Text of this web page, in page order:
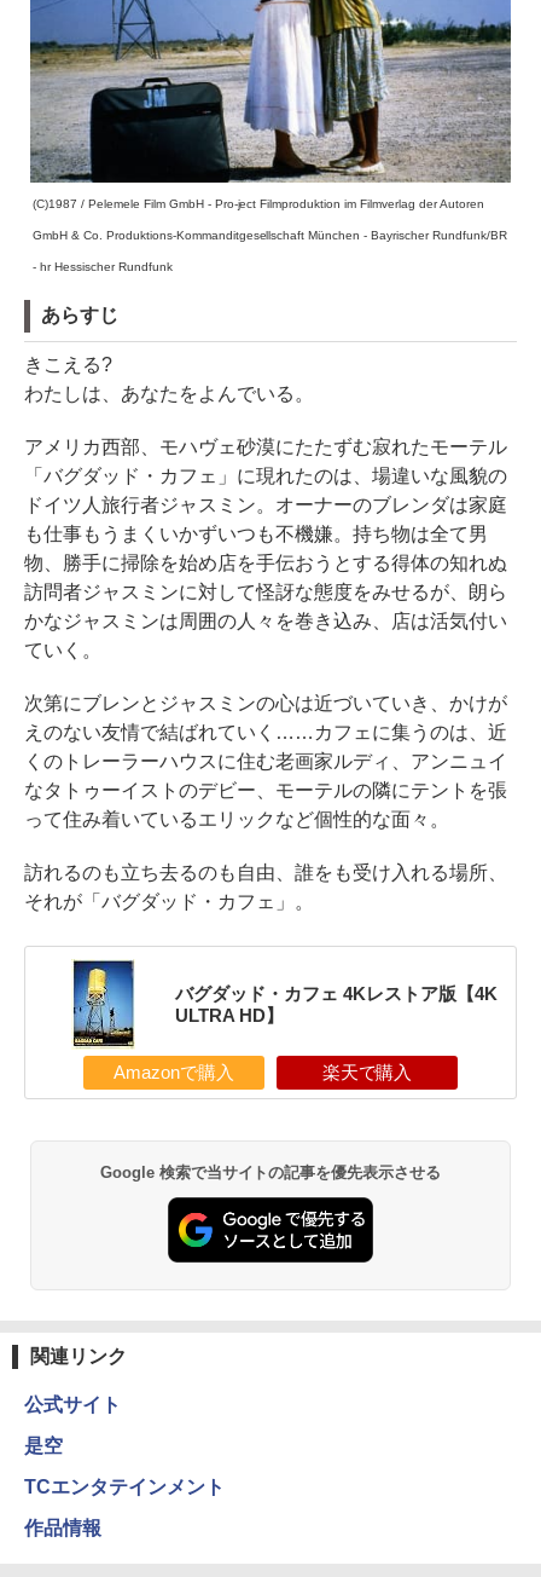
(C)1987 / Pelemele Film GmbH - Pro-ject Filmproduktion im Filmverlag der Autoren
GmbH & Co. Produktions-Kommanditgesellschaft München - Bayrischer Rundfunk/BR
- hr Hessischer Rundfunk
あらすじ
きこえる?
わたしは、あなたをよんでいる。
アメリカ西部、モハヴェ砂漠にたたずむ寂れたモーテル
「バグダッド・カフェ」に現れたのは、場違いな風貌の
ドイツ人旅行者ジャスミン。オーナーのブレンダは家庭
も仕事もうまくいかずいつも不機嫌。持ち物は全て男
物、勝手に掃除を始め店を手伝おうとする得体の知れぬ
訪問者ジャスミンに対して怪訝な態度をみせるが、朗ら
かなジャスミンは周囲の人々を巻き込み、店は活気付い
ていく。
次第にブレンとジャスミンの心は近づいていき、かけが
えのない友情で結ばれていく……カフェに集うのは、近
くのトレーラーハウスに住む老画家ルディ、アンニュイ
なタトゥーイストのデビー、モーテルの隣にテントを張
って住み着いているエリックなど個性的な面々。
訪れるのも立ち去るのも自由、誰をも受け入れる場所、
それが「バグダッド・カフェ」。
バグダッド・カフェ 4Kレストア版【4K
ULTRA HD】
Amazonで購入 楽天で購入
Google 検索で当サイトの記事を優先表示させる
関連リンク
公式サイト
是空
TCエンタテインメント
作品情報